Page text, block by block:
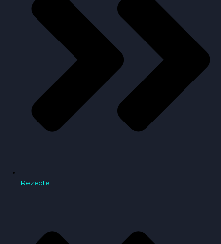
Rezepte